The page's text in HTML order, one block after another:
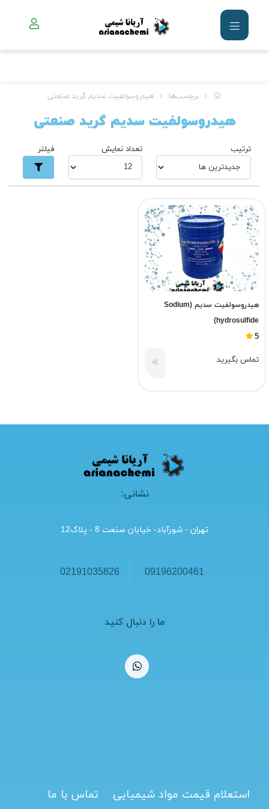
برچسب‌ها هیدروسولفیت سدیم گرید صنعتی
هیدروسولفیت سدیم گرید صنعتی
ترتیب تعداد نمایش فیلتر
هیدروسولفیت سدیم (Sodium
hydrosulfide)
5
تماس بگیرید
نشانی:
تهران - شورآباد- خیابان صنعت 8 - پلاک12
09196200461
02191035826
ما را دنبال کنید
استعلام قیمت مواد شیمیایی تماس با ما